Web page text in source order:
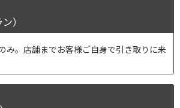
）
み。店舗までお客様ご自身で引き取りに来